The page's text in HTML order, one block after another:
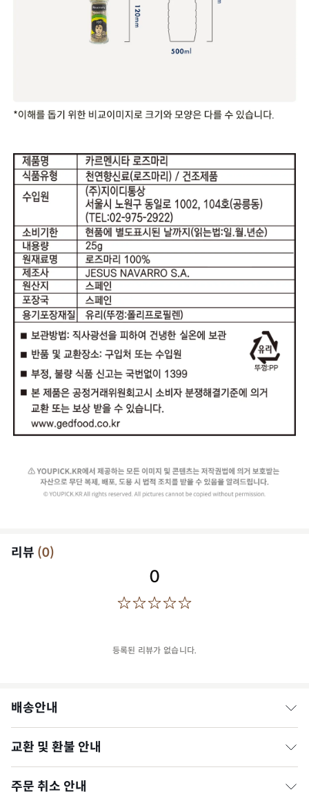
리뷰 (0)
0
등록된 리뷰가 없습니다.
배송안내
* 일반가공식품은 평일 오후 1시, 과일은 정오(낮 12시)까지 결제
완료 시 당일 출고됩니다. (영업일 기준)
* 주문 폭주 및 날씨 등 예외적인 상황의 경우 출고가 다소 지연될
교환 및 환불 안내
주문 취소 안내